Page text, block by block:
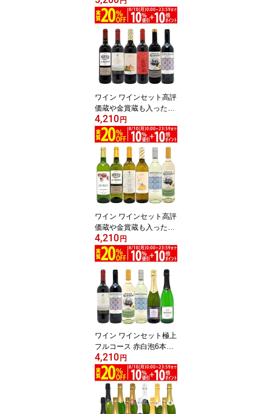
ット 送料無料 飲み比べ
セット ギフト ^W0WKC
4SE^
ワイン ワインセット高評
価蔵や金賞蔵も入った激
旨赤6本セット 送料無料
飲み比べセット ギフト ^
W0AHJ2SE^
4,210 円
ワイン ワインセット高評
価蔵や金賞蔵も入った辛
口白6本セット 送料無料
飲み比べセット ギフト ^
W0SWF6SE^
4,210 円
ワイン ワインセット極上
フルコース 赤白泡6本セ
ット 送料無料 (赤2本、
白2本、泡2本) ミックス
mix 飲み比べセット ギフ
ト ^W0XPB3SE^
4,210 円